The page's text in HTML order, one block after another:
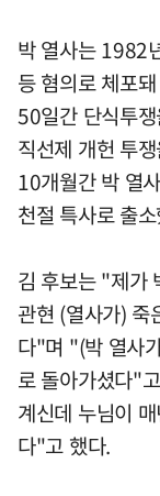
박 열사는 1982
등 혐의로 체포
50일간 단식투
직선제 개헌 투
10개월간 박 열
천절 특사로 출
김 후보는 "제가
관현 (열사가) 죽
다"며 "(박 열사
로 돌아가셨다"
계신데 누님이
다"고 했다.